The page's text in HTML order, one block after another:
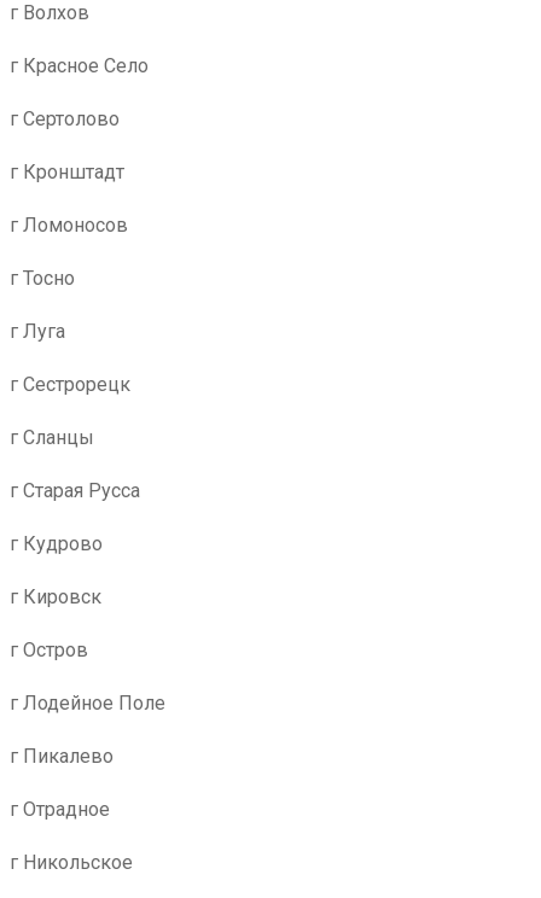
г Волхов
г Красное Село
г Сертолово
г Кронштадт
г Ломоносов
г Тосно
г Луга
г Сестрорецк
г Сланцы
г Старая Русса
г Кудрово
г Кировск
г Остров
г Лодейное Поле
г Пикалево
г Отрадное
г Никольское